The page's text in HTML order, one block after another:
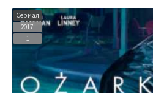
Сериал
2017-
1